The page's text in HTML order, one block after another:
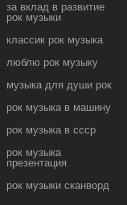
за вклад в развитие
рок музыки
классик рок музыка
люблю рок музыку
музыка для души рок
рок музыка в машину
рок музыка в ссср
рок музыка
презентация
рок музыки сканворд